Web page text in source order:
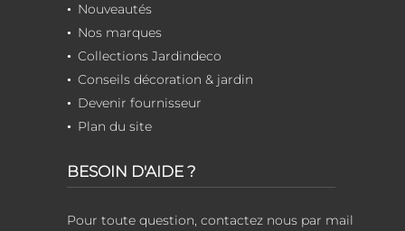
Nouveautés
Nos marques
Collections Jardindeco
Conseils décoration & jardin
Devenir fournisseur
Plan du site
BESOIN D'AIDE ?
Pour toute question, contactez nous par mail